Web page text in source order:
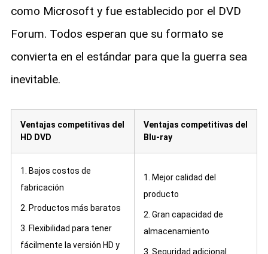
como Microsoft y fue establecido por el DVD
Forum. Todos esperan que su formato se
convierta en el estándar para que la guerra sea
inevitable.
Ventajas competitivas del
HD DVD
Ventajas competitivas del
Blu-ray
1. Bajos costos de
fabricación
2. Productos más baratos
3. Flexibilidad para tener
fácilmente la versión HD y
1. Mejor calidad del
producto
2. Gran capacidad de
almacenamiento
3. Seguridad adicional